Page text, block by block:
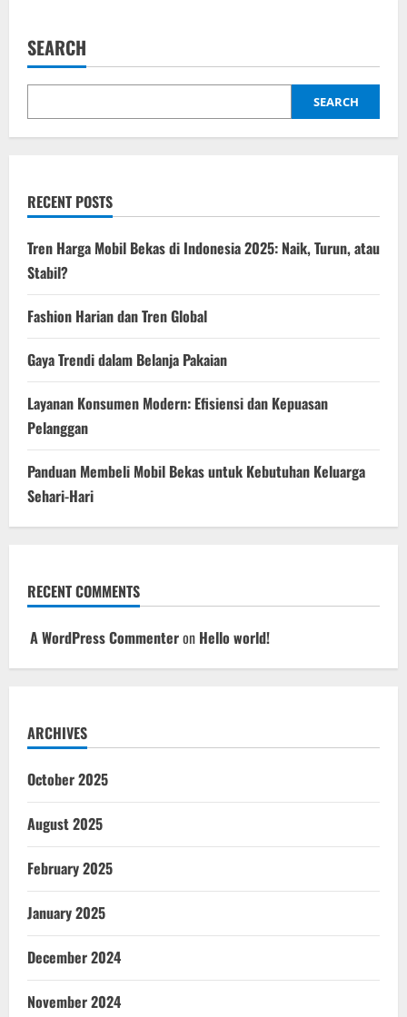
t
i
o
SEARCH
SEARCH
RECENT POSTS
Tren Harga Mobil Bekas di Indonesia 2025: Naik, Turun, atau
Stabil?
Fashion Harian dan Tren Global
Gaya Trendi dalam Belanja Pakaian
Layanan Konsumen Modern: Efisiensi dan Kepuasan
Pelanggan
Panduan Membeli Mobil Bekas untuk Kebutuhan Keluarga
Sehari-Hari
RECENT COMMENTS
A WordPress Commenteron Hello world!
ARCHIVES
October 2025
August 2025
February 2025
January 2025
December 2024
November 2024